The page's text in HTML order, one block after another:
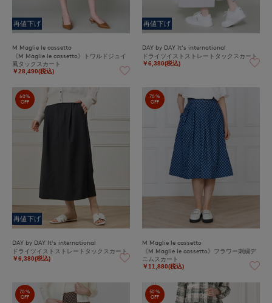
再値下げ
M Maglie le cassetto
《M Maglie le cassetto》トワルドジュイ
風タックスカート
￥28,490(税込)
再値下げ
DAY by DAY It's international
ドライツイストストレートタックスカート
￥6,380(税込)
60%
OFF
再値下げ
DAY by DAY It's international
ドライツイストストレートタックスカート
￥6,380(税込)
70%
OFF
M Maglie le cassetto
《M Maglie le cassetto》フラワー刺繍デ
ニムスカート
￥11,880(税込)
70%
OFF
50%
OFF